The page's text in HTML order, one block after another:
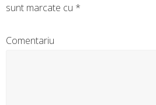
sunt marcate cu *
Comentariu